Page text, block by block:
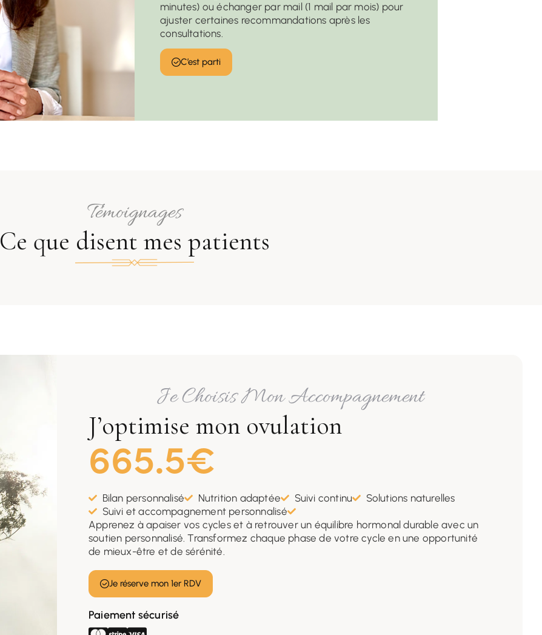
minutes) ou échanger par mail (1 mail par mois) pour
ajuster certaines recommandations après les
consultations.
C’est parti
Témoignages
Ce que disent mes patients
Je Choisis Mon Accompagnement
J’optimise mon ovulation
665.5€
Bilan personnalisé Nutrition adaptée Suivi continu
Solutions naturelles
Suivi et accompagnement personnalisé
Apprenez à apaiser vos cycles et à retrouver un équilibre hormonal durable avec un
soutien personnalisé. Transformez chaque phase de votre cycle en une opportunité
de mieux-être et de sérénité.
Je réserve mon 1er RDV
Paiement sécurisé